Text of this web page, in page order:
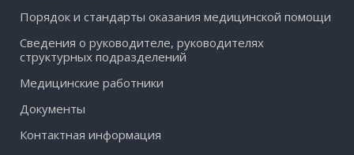
Порядок и стандарты оказания медицинской помощи
Сведения о руководителе, руководителях
структурных подразделений
Медицинские работники
Документы
Контактная информация